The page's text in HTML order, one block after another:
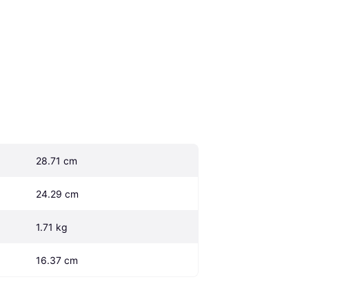
28.71 cm
24.29 cm
1.71 kg
16.37 cm